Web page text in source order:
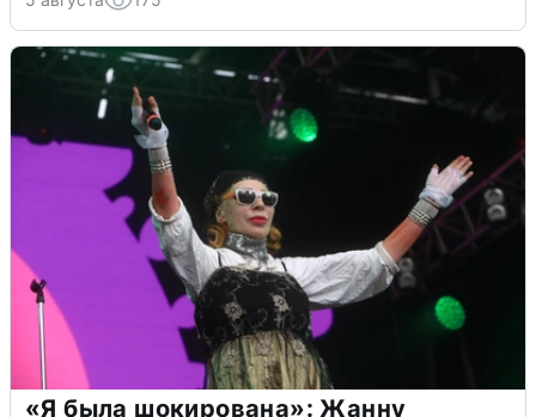
«Я была шокирована»: Жанну